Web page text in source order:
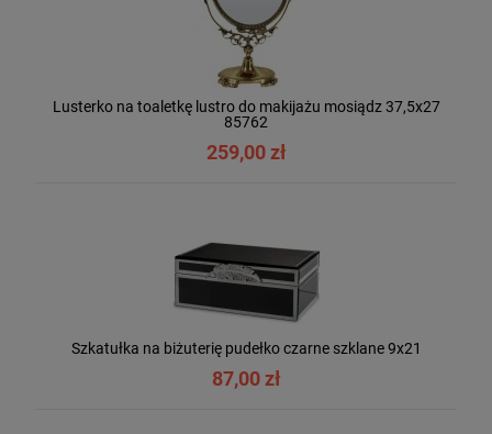
Lusterko na toaletkę lustro do makijażu mosiądz 37,5x27
85762
259,00 zł
Szkatułka na biżuterię pudełko czarne szklane 9x21
87,00 zł